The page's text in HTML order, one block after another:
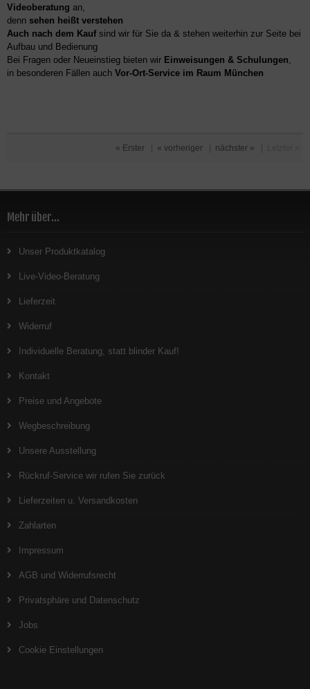
Videoberatung an,
denn sehen heißt verstehen
Auch nach dem Kaufsind wir für Sie da & stehen weiterhin zur Seite bei
Aufbau und Bedienung
Bei Fragen oder Neueinstieg bieten wir Einweisungen & Schulungen,
in besonderen Fällen auch Vor-Ort-Service im Raum München
« Erster « vorheriger nächster »
Mehr über...
Unser Produktkatalog
Live-Video-Beratung
Lieferzeit
Widerruf
Individuelle Beratung, statt blinder Kauf!
Kontakt
Preise und Angebote
Wegbeschreibung
Unsere Ausstellung
Rückruf-Service wir rufen Sie zurück
Lieferzeiten u. Versandkosten
Zahlarten
Impressum
AGB und Widerrufsrecht
Privatsphäre und Datenschutz
Jobs
Cookie Einstellungen